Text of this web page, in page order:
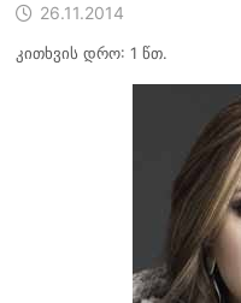
26.11.2014
კითხვის დრო: 1 წთ.